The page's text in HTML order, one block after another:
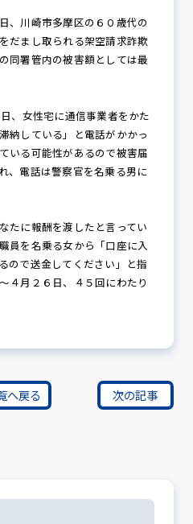
ミナー
策情報
、川崎市多摩区の６０歳代の
だまし取られる架空請求詐欺
同署管内の被害額としては最
、女性宅に通信事業者をかた
納している」と電話がかかっ
いる可能性があるので被害届
、電話は警察官を名乗る男に
たに報酬を渡したと言ってい
員を名乗る女から「口座に入
ので送金してください」と指
４月２６日、４５回にわたり
へ戻る 次の記事